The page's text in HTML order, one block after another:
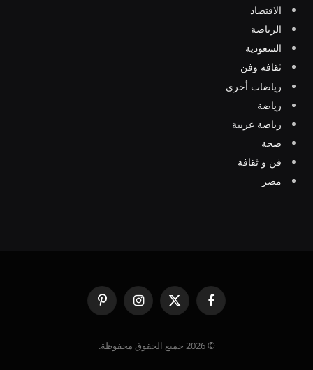
الاقتصاد
الرياضة
السعودية
ثقافة وفن
رياضات أخرى
رياضة
رياضة عربية
صحة
فن و ثقافة
مصر
فيسبوك
X
(Twitter)
الانستغرامبينتيريست
© 2026 جميع الحقوق محفوظة.